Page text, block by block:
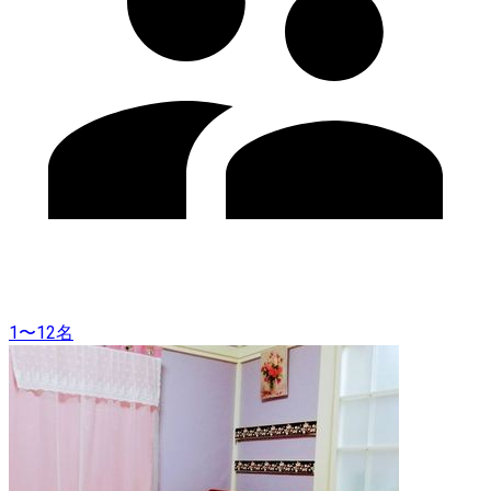
1〜12名